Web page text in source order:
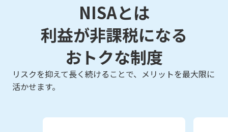
NISAとは
利益が非課税になる
おトクな制度
リスクを抑えて長く続けることで、メリットを最大限に
活かせます。